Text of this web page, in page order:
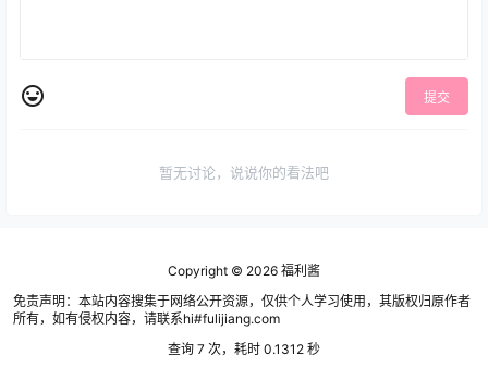
提交
暂无讨论，说说你的看法吧
Copyright © 2026 福利酱
免责声明：本站内容搜集于网络公开资源，仅供个人学习使用，其版权归原作者
所有，如有侵权内容，请联系hi#fulijiang.com
查询 7 次，耗时 0.1312 秒